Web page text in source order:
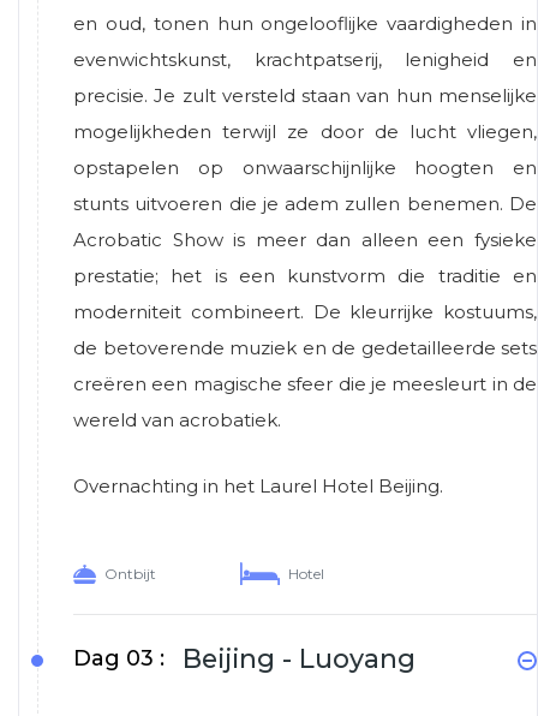
en oud, tonen hun ongelooflijke vaardigheden in
evenwichtskunst, krachtpatserij, lenigheid en
precisie. Je zult versteld staan ​​van hun menselijke
mogelijkheden terwijl ze door de lucht vliegen,
opstapelen op onwaarschijnlijke hoogten en
stunts uitvoeren die je adem zullen benemen. De
Acrobatic Show is meer dan alleen een fysieke
prestatie; het is een kunstvorm die traditie en
moderniteit combineert. De kleurrijke kostuums,
de betoverende muziek en de gedetailleerde sets
creëren een magische sfeer die je meesleurt in de
wereld van acrobatiek.
Overnachting in het Laurel Hotel Beijing.
Ontbijt Hotel
Dag 03 : Beijing - Luoyang